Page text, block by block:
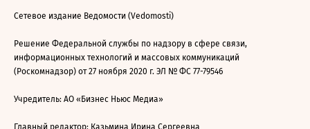
Сетевое издание Ведомости (Vedomosti)
Решение Федеральной службы по надзору в сфере связи,
информационных технологий и массовых коммуникаций
(Роскомнадзор) от 27 ноября 2020 г. ЭЛ № ФС 77-79546
Учредитель: АО «Бизнес Ньюс Медиа»
Главный редактор: Казьмина Ирина Сергеевна